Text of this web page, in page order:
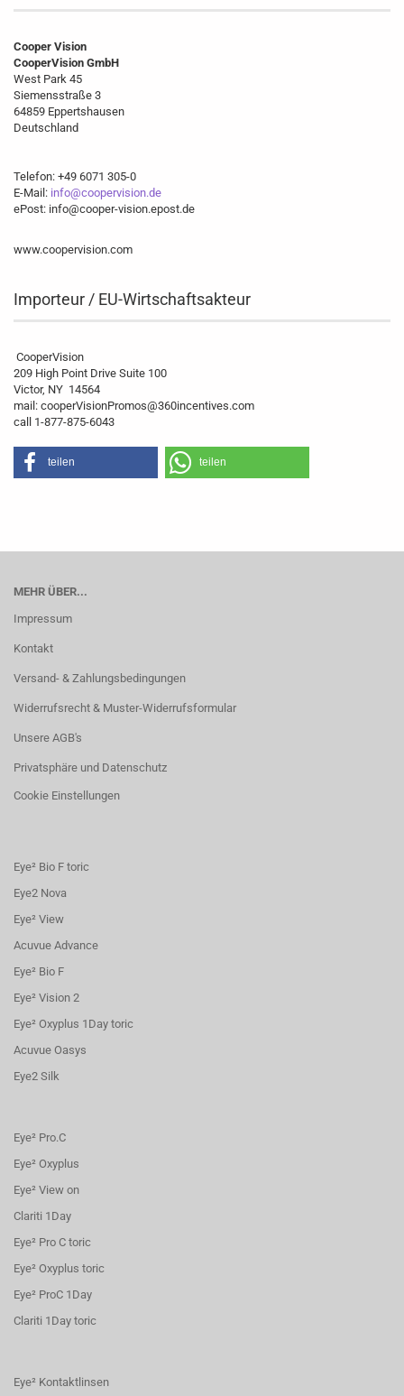
Cooper Vision
CooperVision GmbH
West Park 45
Siemensstraße 3
64859 Eppertshausen
Deutschland
Telefon: +49 6071 305-0
E-Mail: info@coopervision.de
ePost: info@cooper-vision.epost.de
www.coopervision.com
Importeur / EU-Wirtschaftsakteur
CooperVision
209 High Point Drive Suite 100
Victor, NY 14564
mail: cooperVisionPromos@360incentives.com
call 1-877-875-6043
teilen teilen
MEHR ÜBER...
Impressum
Kontakt
Versand- & Zahlungsbedingungen
Widerrufsrecht & Muster-Widerrufsformular
Unsere AGB's
Privatsphäre und Datenschutz
Cookie Einstellungen
Eye² Bio F toric
Eye2 Nova
Eye² View
Acuvue Advance
Eye² Bio F
Eye² Vision 2
Eye² Oxyplus 1Day toric
Acuvue Oasys
Eye2 Silk
Eye² Pro.C
Eye² Oxyplus
Eye² View on
Clariti 1Day
Eye² Pro C toric
Eye² Oxyplus toric
Eye² ProC 1Day
Clariti 1Day toric
Eye² Kontaktlinsen